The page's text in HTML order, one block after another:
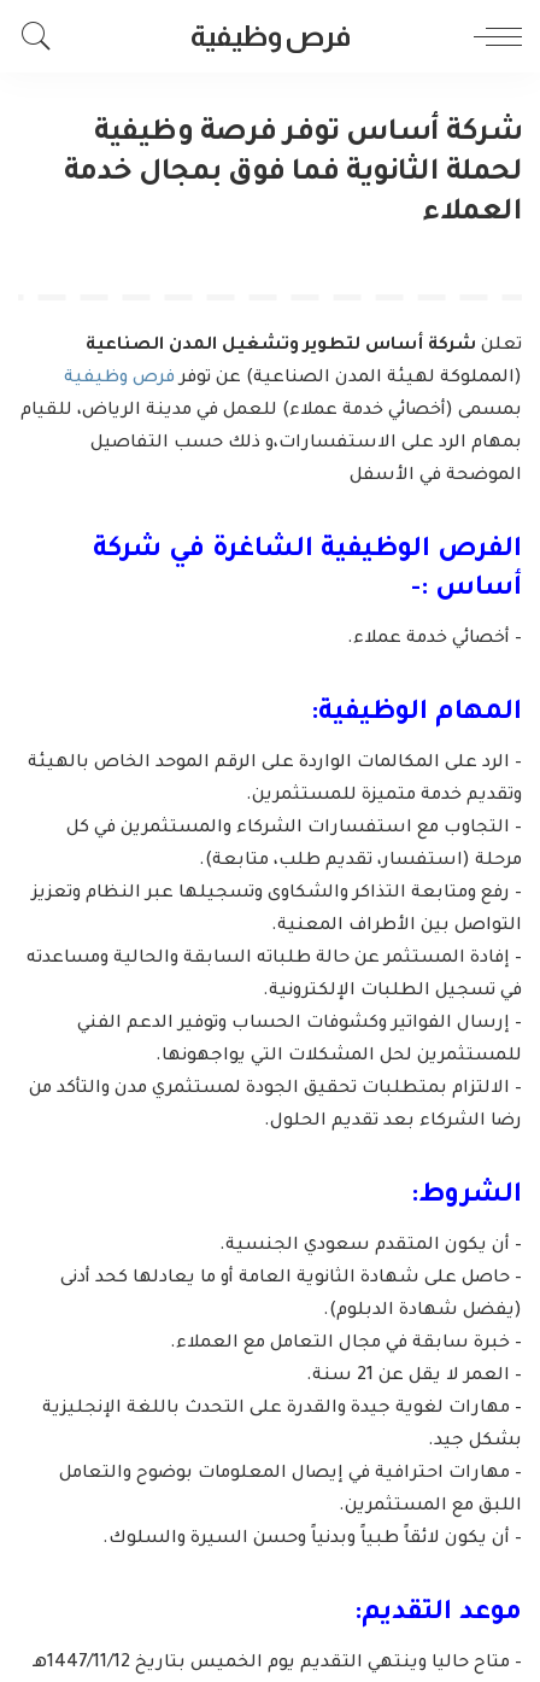
فرص وظيفية
شركة أساس توفر فرصة وظيفية
لحملة الثانوية فما فوق بمجال خدمة
العملاء
تعلن شركة أساس لتطوير وتشغيل المدن الصناعية
(المملوكة لهيئة المدن الصناعية) عن توفرفرص وظيفية
بمسمى (أخصائي خدمة عملاء) للعمل في مدينة الرياض، للقيام
بمهام الرد على الاستفسارات،و ذلك حسب التفاصيل
الموضحة في الأسفل
الفرص الوظيفية الشاغرة في شركة
أساس :-
– أخصائي خدمة عملاء.
المهام الوظيفية:
– الرد على المكالمات الواردة على الرقم الموحد الخاص بالهيئة
وتقديم خدمة متميزة للمستثمرين.
– التجاوب مع استفسارات الشركاء والمستثمرين في كل
مرحلة (استفسار، تقديم طلب، متابعة).
– رفع ومتابعة التذاكر والشكاوى وتسجيلها عبر النظام وتعزيز
التواصل بين الأطراف المعنية.
– إفادة المستثمر عن حالة طلباته السابقة والحالية ومساعدته
في تسجيل الطلبات الإلكترونية.
– إرسال الفواتير وكشوفات الحساب وتوفير الدعم الفني
للمستثمرين لحل المشكلات التي يواجهونها.
– الالتزام بمتطلبات تحقيق الجودة لمستثمري مدن والتأكد من
رضا الشركاء بعد تقديم الحلول.
الشروط:
– أن يكون المتقدم سعودي الجنسية.
– حاصل على شهادة الثانوية العامة أو ما يعادلها كحد أدنى
(يفضل شهادة الدبلوم).
– خبرة سابقة في مجال التعامل مع العملاء.
– العمر لا يقل عن 21 سنة.
– مهارات لغوية جيدة والقدرة على التحدث باللغة الإنجليزية
بشكل جيد.
– مهارات احترافية في إيصال المعلومات بوضوح والتعامل
اللبق مع المستثمرين.
– أن يكون لائقاً طبياً وبدنياً وحسن السيرة والسلوك.
موعد التقديم:
– متاح حاليا وينتهي التقديم يوم الخميس بتاريخ 1447/11/12هـ